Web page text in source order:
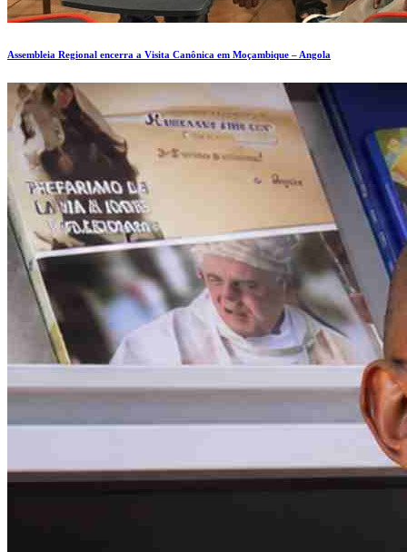
Assembleia Regional encerra a Visita Canônica em Moçambique – Angola